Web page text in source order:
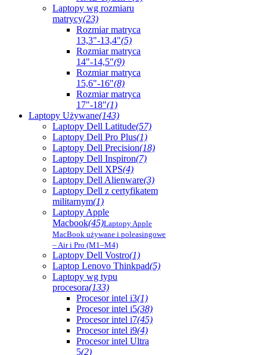
Laptopy wg rozmiaru
matrycy(23)
Rozmiar matryca
13,3"-13,4"(5)
Rozmiar matryca
14"-14,5"(9)
Rozmiar matryca
15,6"-16"(8)
Rozmiar matryca
17"-18"(1)
Laptopy Używane(143)
Laptopy Dell Latitude(57)
Laptopy Dell Pro Plus(1)
Laptopy Dell Precision(18)
Laptopy Dell Inspiron(7)
Laptopy Dell XPS(4)
Laptopy Dell Alienware(3)
Laptopy Dell z certyfikatem
militarnym(1)
Laptopy Apple
Macbook(45)Laptopy Apple
MacBook używane i poleasingowe
– Air i Pro (M1–M4)
Laptopy Dell Vostro(1)
Laptop Lenovo Thinkpad(5)
Laptopy wg typu
procesora(133)
Procesor intel i3(1)
Procesor intel i5(38)
Procesor intel i7(45)
Procesor intel i9(4)
Procesor intel Ultra
5(2)